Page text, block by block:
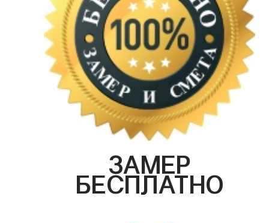
ЗАМЕР
БЕСПЛАТНО